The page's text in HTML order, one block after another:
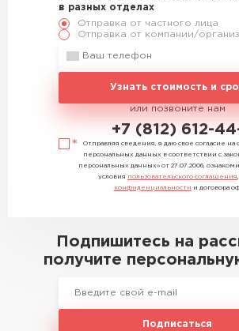
в разных отделах
Отправка от частного лица
Отправка от компании/
Узнать стоимость и
или позвоните нам
+7 (812) 612-
Отправляя сведения, я даю свое согласие на
персональных данных в соответствии с
персональных данных» от 27.07.2006,
условия пользовательского соглашения
конфиденциальности и договора
Подпишитесь на
получите
Подписаться